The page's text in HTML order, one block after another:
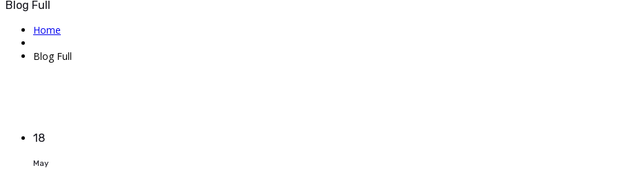
Blog Full
Home
Blog Full
18
May